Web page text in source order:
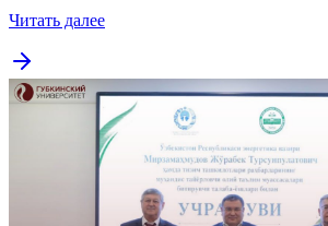
Читать далее